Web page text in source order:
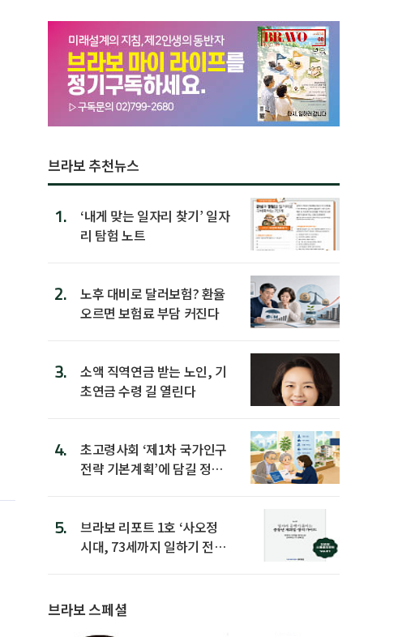
브라보 추천뉴스
1.
‘내게 맞는 일자리 찾기’ 일자
리 탐험 노트
2.
노후 대비로 달러보험? 환율
오르면 보험료 부담 커진다
3.
소액 직역연금 받는 노인, 기
초연금 수령 길 열린다
4.
초고령사회 ‘제1차 국가인구
전략 기본계획’에 담길 정책
5.
브라보 리포트 1호 ‘사오정
시대, 73세까지 일하기 전략’
브라보 스페셜